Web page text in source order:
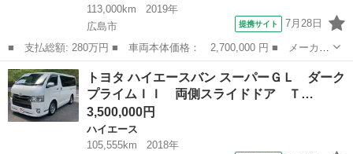
113,000km
2019年
広島市
提携サイト 7月28日
■ 支払総額: 280万円 ■ 車両本体価格： 2,700,000 円 ■ メーカー
名： トヨタ ■ 車種名： ハイエースバン ■ グレード名： ロン
グスーパーＧＬ 純正ナビ ＥＴＣ クラッツィオシートカバーブラ
ウン １．...
広島 広島市 ハイエース
トヨタ ハイエースバン スーパーＧＬ ダーク
プライムＩＩ 両側スライドドア Ｔ…
3,500,000円
ハイエース
105,555km
2018年